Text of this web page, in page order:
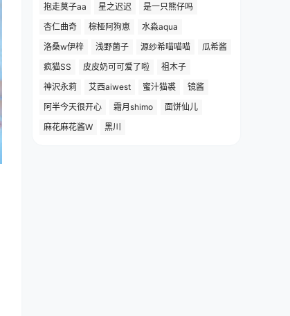
抱走莫子aa
星之迟迟
是一只熊仔吗
杏仁曲奇
棕桠阿狗崽
水淼aqua
洛桑w伊梓
浅野菌子 源纱希喵喵喵
瓜希酱
疯猫SS
皮皮奶可可爱了啦
祖木子
神沢永莉
艾西aiwest 蜜汁猫裘
镜酱
阿半今天很开心
霜月shimo
面饼仙儿
麻花麻花酱W
黑川